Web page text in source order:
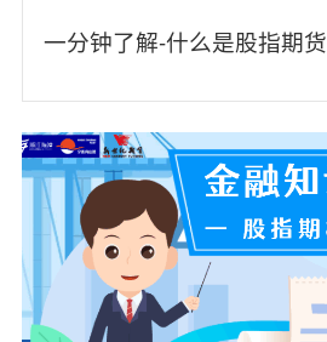
一分钟了解-什么是股指期货